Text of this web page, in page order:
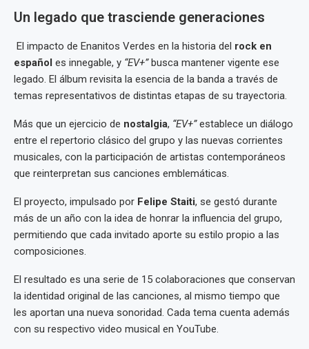
Un legado que trasciende generaciones
El impacto de Enanitos Verdes en la historia del rock en
español es innegable, y “EV+”busca mantener vigente ese
legado. El álbum revisita la esencia de la banda a través de
temas representativos de distintas etapas de su trayectoria.
Más que un ejercicio de nostalgia, “EV+”establece un diálogo
entre el repertorio clásico del grupo y las nuevas corrientes
musicales, con la participación de artistas contemporáneos
que reinterpretan sus canciones emblemáticas.
El proyecto, impulsado por Felipe Staiti, se gestó durante
más de un año con la idea de honrar la influencia del grupo,
permitiendo que cada invitado aporte su estilo propio a las
composiciones.
El resultado es una serie de 15 colaboraciones que conservan
la identidad original de las canciones, al mismo tiempo que
les aportan una nueva sonoridad. Cada tema cuenta además
con su respectivo video musical en YouTube.